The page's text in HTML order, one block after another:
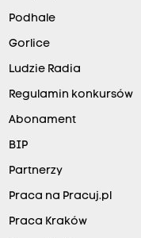
Podhale
Gorlice
Ludzie Radia
Regulamin konkursów
Abonament
BIP
Partnerzy
Praca na Pracuj.pl
Praca Kraków